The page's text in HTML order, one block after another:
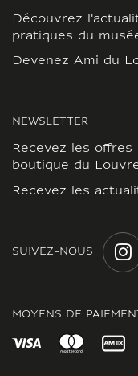
Découvrez
pratiques du
Devenez Ami du
NEWSLETTER
Recevez les
boutique du
Recevez les
SUIVEZ-NOUS
MOYENS DE PAIEMENT